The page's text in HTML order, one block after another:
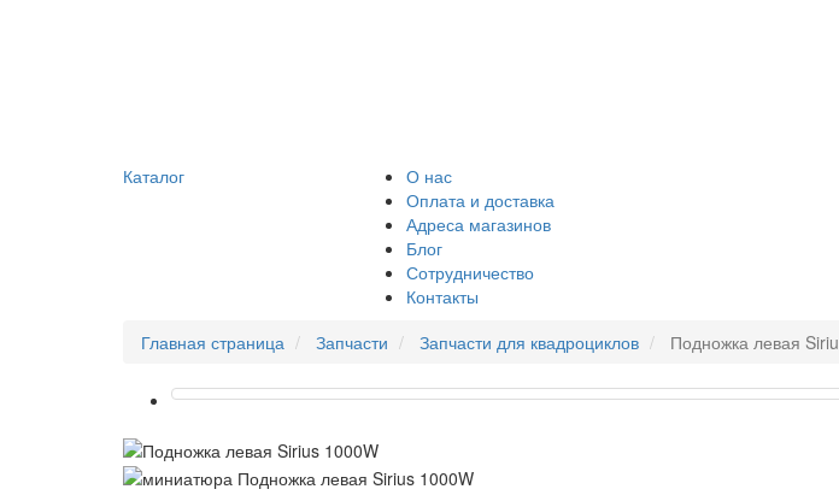
Каталог
О нас
Оплата и доставка
Адреса магазинов
Блог
Сотрудничество
Контакты
Главная страница
Запчасти Запчасти для квадроциклов Подножка левая